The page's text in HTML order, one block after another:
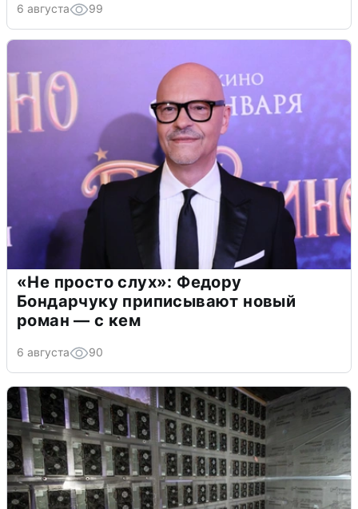
6 августа 99
«Не просто слух»: Федору
Бондарчуку приписывают новый
роман — с кем
6 августа 90